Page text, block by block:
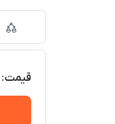
قیمت: